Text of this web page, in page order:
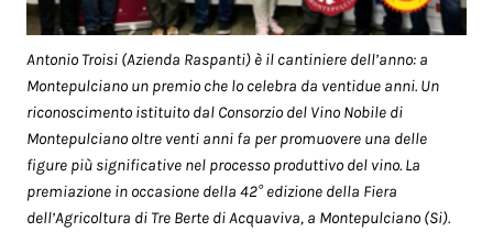
Antonio Troisi (Azienda Raspanti) è il cantiniere dell’anno: a
Montepulciano un premio che lo celebra da ventidue anni. Un
riconoscimento istituito dal Consorzio del Vino Nobile di
Montepulciano oltre venti anni fa per promuovere una delle
figure più significative nel processo produttivo del vino. La
premiazione in occasione della 42° edizione della Fiera
dell’Agricoltura di Tre Berte di Acquaviva, a Montepulciano (Si).